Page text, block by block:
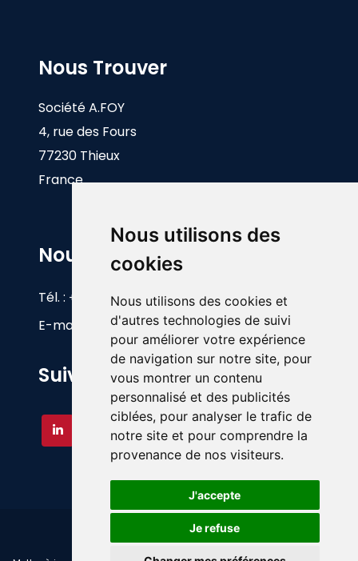
Nous utilisons des
cookies
Nous utilisons des cookies et
d'autres technologies de suivi
pour améliorer votre expérience
de navigation sur notre site, pour
vous montrer un contenu
personnalisé et des publicités
ciblées, pour analyser le trafic de
notre site et pour comprendre la
provenance de nos visiteurs.
J'accepte
Je refuse
Nous Trouver
Société A.FOY
4, rue des Fours
77230 Thieux
France
Nous Contacter
Tél. : +33(0)1 60 26 83 17
E-mail : info@foy.fr
Suivez-nous
A.FOY - Matériel d'occasion - 2026